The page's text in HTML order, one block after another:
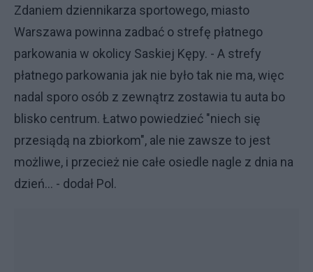
Zdaniem dziennikarza sportowego, miasto
Warszawa powinna zadbać o strefę płatnego
parkowania w okolicy Saskiej Kępy. - A strefy
płatnego parkowania jak nie było tak nie ma, więc
nadal sporo osób z zewnątrz zostawia tu auta bo
blisko centrum. Łatwo powiedzieć "niech się
przesiądą na zbiorkom", ale nie zawsze to jest
możliwe, i przecież nie całe osiedle nagle z dnia na
dzień... - dodał Pol.